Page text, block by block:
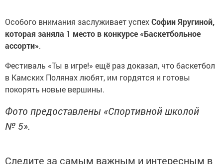
Особого внимания заслуживает успехСофии Яругиной,
которая заняла 1 место в конкурсе «Баскетбольное
ассорти».
Фестиваль «Ты в игре!» ещё раз доказал, что баскетбол
в Камских Полянах любят, им гордятся и готовы
покорять новые вершины.
Фото предоставлены «Спортивной школой
№ 5».
Следите за самым важным и интересным в